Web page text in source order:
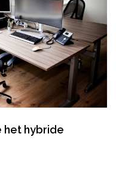
het hybride